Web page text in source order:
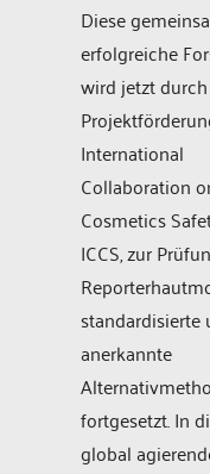
Diese
erfolgreiche
wird jetzt
International
Collaboration
Cosmetics
ICCS, zur
standardisierte
anerkannte
fortgesetzt. In
global